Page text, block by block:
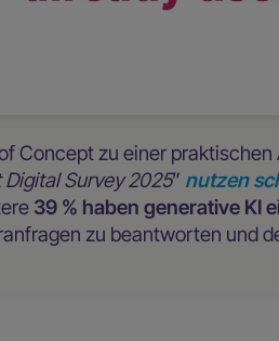
Concept zu einer
Survey 2025” nutzen
39 % haben generative KI
zu beantworten und